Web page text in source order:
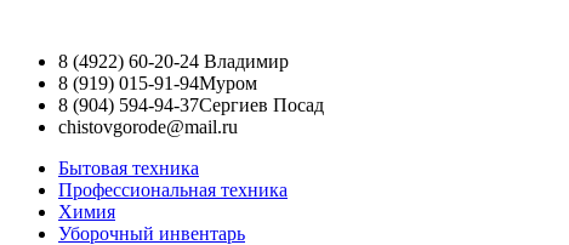
8 (4922) 60-20-24 Владимир
8 (919) 015-91-94Муром
8 (904) 594-94-37Сергиев Посад
chistovgorode@mail.ru
Бытовая техника
Профессиональная техника
Химия
Уборочный инвентарь